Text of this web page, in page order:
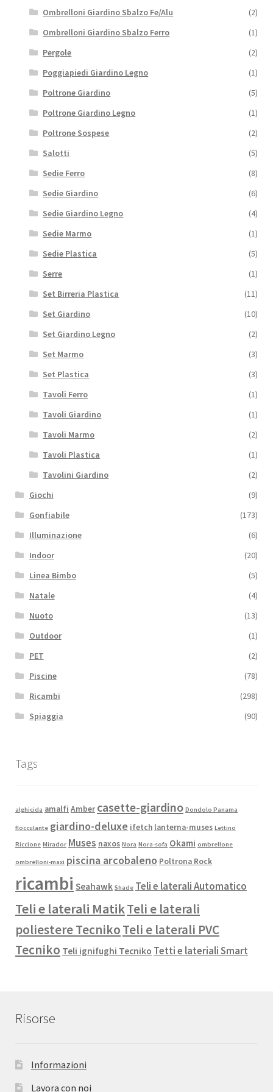
Ombrelloni Giardino Sbalzo Fe/Alu
(2)
Ombrelloni Giardino Sbalzo Ferro
(1)
Pergole
(2)
Poggiapiedi Giardino Legno
(1)
Poltrone Giardino
(5)
Poltrone Giardino Legno
(1)
Poltrone Sospese
(2)
Salotti
(5)
Sedie Ferro
(8)
Sedie Giardino
(6)
Sedie Giardino Legno
(4)
Sedie Marmo
(1)
Sedie Plastica
(5)
Serre
(1)
Set Birreria Plastica
(11)
Set Giardino
(10)
Set Giardino Legno
(2)
Set Marmo
(3)
Set Plastica
(3)
Tavoli Ferro
(1)
Tavoli Giardino
(1)
Tavoli Marmo
(2)
Tavoli Plastica
(1)
Tavolini Giardino
(2)
Giochi
(9)
Gonfiabile
(173)
Illuminazione
(6)
Indoor
(20)
Linea Bimbo
(5)
Natale
(4)
Nuoto
(13)
Outdoor
(1)
PET
(2)
Piscine
(78)
Ricambi
(298)
Spiaggia
(90)
Tags
alghicida amalfi Amber casette-giardino Dondolo Panama
flocculante giardino-deluxe ifetch lanterna-muses Lettino
Riccione Mirador Muses naxos Nora Nora-sofa Okami ombrellone
ombrelloni-maxi piscina arcobaleno Poltrona Rock
ricambi Seahawk Shade Teli e laterali Automatico
Teli e laterali MatikTeli e laterali
poliestere TecnikoTeli e laterali PVC
Tecniko Teli ignifughi Tecniko Tetti e lateriali Smart
Risorse
Informazioni
Lavora con noi